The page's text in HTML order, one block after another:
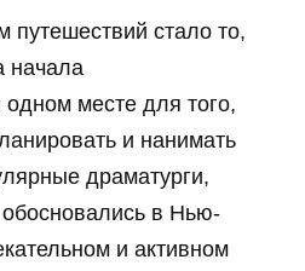
путешествий стало то,
начала
одном месте для того,
и нанимать
драматурги,
в Нью-
и активном